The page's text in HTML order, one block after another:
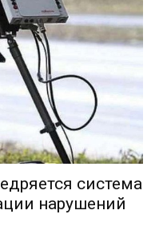
система
нарушений